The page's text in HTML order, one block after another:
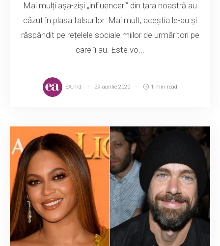
Mai mulți așa-ziși „influenceri” din țara noastră au
căzut în plasa falsurilor. Mai mult, aceștia le-au și
răspândit pe rețelele sociale miilor de urmăritori pe
care îi au. Este vo...
EA.md 29 aprilie 2020 1 min read